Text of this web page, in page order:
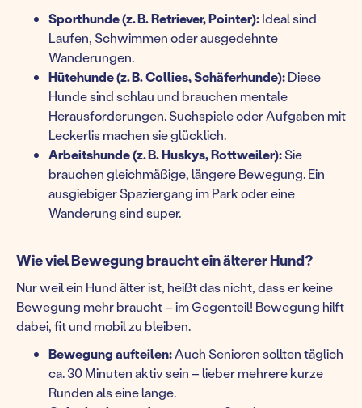
Sporthunde (z. B. Retriever, Pointer):Ideal sind
Laufen, Schwimmen oder ausgedehnte
Wanderungen.
Hütehunde (z. B. Collies, Schäferhunde):Diese
Hunde sind schlau und brauchen mentale
Herausforderungen. Suchspiele oder Aufgaben mit
Leckerlis machen sie glücklich.
Arbeitshunde (z. B. Huskys, Rottweiler):Sie
brauchen gleichmäßige, längere Bewegung. Ein
ausgiebiger Spaziergang im Park oder eine
Wanderung sind super.
Wie viel Bewegung braucht ein älterer Hund?
Nur weil ein Hund älter ist, heißt das nicht, dass er keine
Bewegung mehr braucht – im Gegenteil! Bewegung hilft
dabei, fit und mobil zu bleiben.
Bewegung aufteilen:Auch Senioren sollten täglich
ca. 30 Minuten aktiv sein – lieber mehrere kurze
Runden als eine lange.